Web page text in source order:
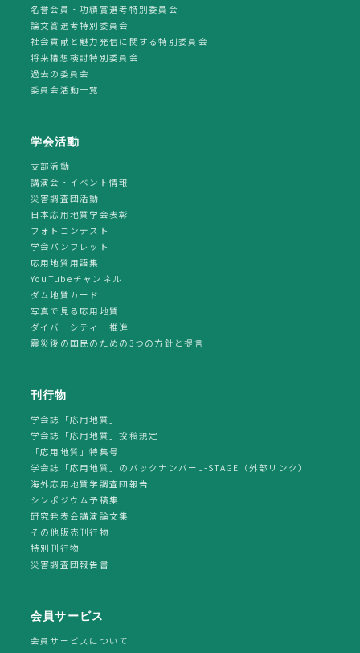
名誉会員・功績賞選考特別委員会
論文賞選考特別委員会
社会貢献と魅力発信に関する特別委員会
将来構想検討特別委員会
過去の委員会
委員会活動一覧
学会活動
支部活動
講演会・イベント情報
災害調査団活動
日本応用地質学会表彰
フォトコンテスト
学会パンフレット
応用地質用語集
YouTubeチャンネル
ダム地質カード
写真で見る応用地質
ダイバーシティー推進
震災後の国民のための3つの方針と提言
刊行物
学会誌「応用地質」
学会誌「応用地質」投稿規定
「応用地質」特集号
学会誌「応用地質」のバックナンバーJ-STAGE（外部リンク）
海外応用地質学調査団報告
シンポジウム予稿集
研究発表会講演論文集
その他販売刊行物
特別刊行物
災害調査団報告書
会員サービス
会員サービスについて